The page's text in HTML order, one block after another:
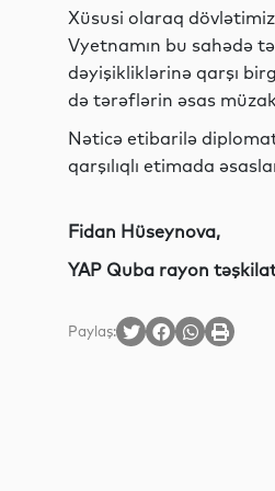
Xüsusi olaraq
Vyetnamın bu sahədə
dəyişikliklərinə qarşı
də tərəflərin əsas
Nəticə etibarilə
qarşılıqlı etimada
Fidan Hüseynova,
YAP Quba rayon
Paylaş: